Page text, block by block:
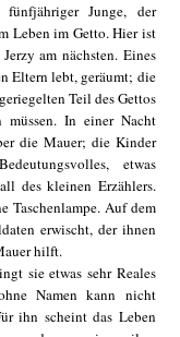
Junge, der
Leben im Getto. Hier ist
am nächsten. Eines
Eltern lebt, geräumt; die
Teil des Gettos
In einer Nacht
die Mauer; die Kinder
etwas
des kleinen Erzählers.
Taschenlampe. Auf dem
erwischt, der ihnen
hilft.
sie etwas sehr Reales
Namen kann nicht
ihn scheint das Leben